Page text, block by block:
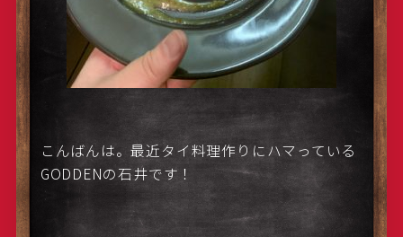
こんばんは。最近タイ料理作りにハマっている
GODDENの石井です！